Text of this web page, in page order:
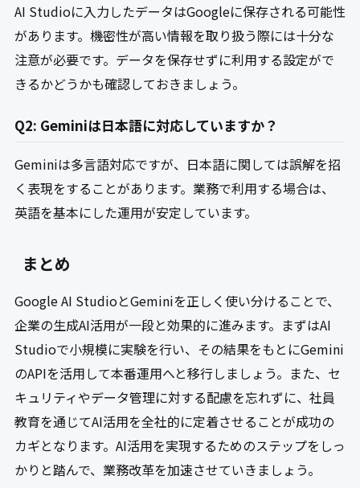
AI Studioに入力したデータはGoogleに保存される可能性
があります。機密性が高い情報を取り扱う際には十分な
注意が必要です。データを保存せずに利用する設定がで
きるかどうかも確認しておきましょう。
Q2: Geminiは日本語に対応していますか？
Geminiは多言語対応ですが、日本語に関しては誤解を招
く表現をすることがあります。業務で利用する場合は、
英語を基本にした運用が安定しています。
まとめ
Google AI StudioとGeminiを正しく使い分けることで、
企業の生成AI活用が一段と効果的に進みます。まずはAI
Studioで小規模に実験を行い、その結果をもとにGemini
のAPIを活用して本番運用へと移行しましょう。また、セ
キュリティやデータ管理に対する配慮を忘れずに、社員
教育を通じてAI活用を全社的に定着させることが成功の
カギとなります。AI活用を実現するためのステップをしっ
かりと踏んで、業務改革を加速させていきましょう。